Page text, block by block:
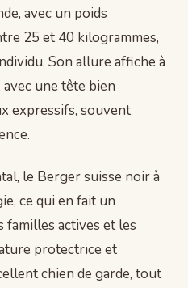
avec un poids
25 et 40 kilogrammes,
Son allure affiche à
une tête bien
expressifs, souvent
le Berger suisse noir à
ce qui en fait un
familles actives et les
protectrice et
chien de garde, tout